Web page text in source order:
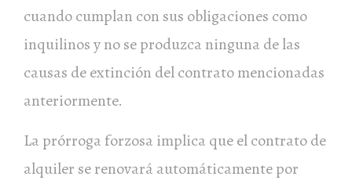
cuando cumplan con sus obligaciones como
inquilinos y no se produzca ninguna de las
causas de extinción del contrato mencionadas
anteriormente.
La prórroga forzosa implica que el contrato de
alquiler se renovará automáticamente por